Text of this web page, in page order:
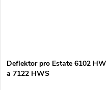
Deflektor pro Estate 6102 HW
a 7122 HWS